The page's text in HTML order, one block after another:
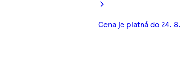
Cena je platná do 24.